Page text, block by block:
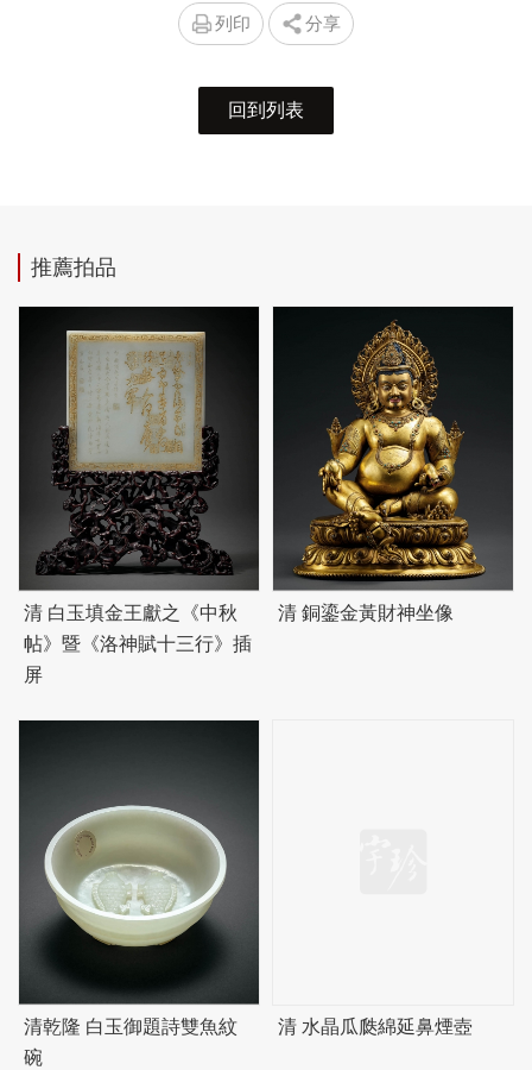
列印 分享
回到列表
推薦拍品
清 白玉填金王獻之《中秋
帖》暨《洛神賦十三行》插
屏
清 銅鎏金黃財神坐像
清乾隆 白玉御題詩雙魚紋
碗
清 水晶瓜瓞綿延鼻煙壺